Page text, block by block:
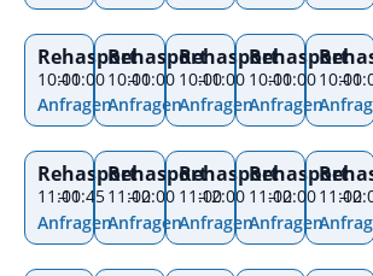
Rehasport
10:00
–11:00
Anfragen
Rehasport
11:00
–11:45
Anfragen
Rehasport
10:00
–11:00
Anfragen
Rehasport
11:00
–12:00
Anfragen
Rehasport
10:00
–11:00
Anfragen
Rehasport
11:00
–12:00
Anfragen
Rehasport
10:00
–11:00
Anfragen
Rehasport
11:00
–12:00
Anfragen
10:00
–
11:00
–